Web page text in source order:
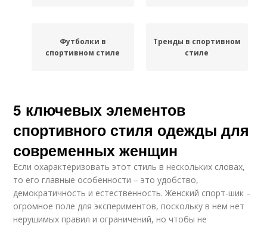
Футболки в
спортивном стиле
Тренды в спортивном
стиле
5 ключевых элементов
спортивного стиля одежды для
современных женщин
Если охарактеризовать этот стиль в нескольких словах,
то его главные особенности – это удобство,
демократичность и естественность. Женский спорт-шик –
огромное поле для экспериментов, поскольку в нем нет
нерушимых правил и ограничений, но чтобы не